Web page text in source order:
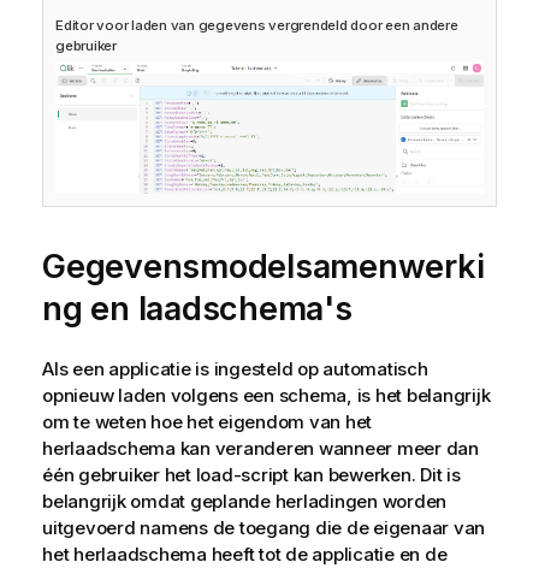
Editor voor laden van gegevens vergrendeld door een andere
gebruiker
Gegevensmodelsamenwerki
ng en laadschema's
Als een applicatie is ingesteld op automatisch
opnieuw laden volgens een schema, is het belangrijk
om te weten hoe het eigendom van het
herlaadschema kan veranderen wanneer meer dan
één gebruiker het load-script kan bewerken. Dit is
belangrijk omdat geplande herladingen worden
uitgevoerd namens de toegang die de eigenaar van
het herlaadschema heeft tot de applicatie en de